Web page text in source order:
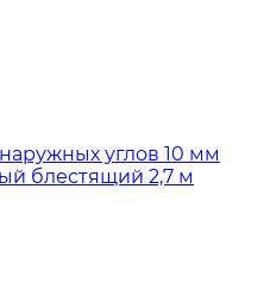
углов 10 мм
блестящий 2,7 м